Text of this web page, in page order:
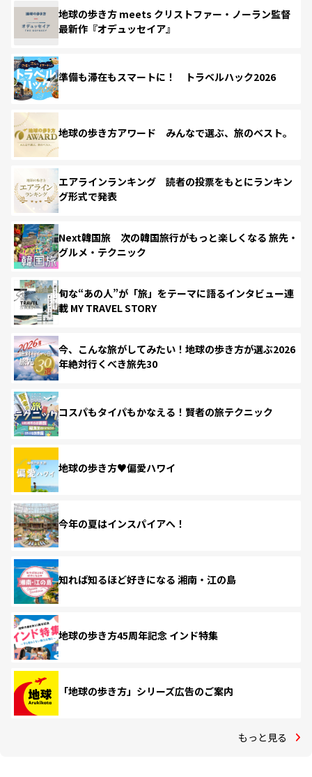
地球の歩き方 meets クリストファー・ノーラン監督
最新作『オデュッセイア』
準備も滞在もスマートに！ トラベルハック2026
地球の歩き方アワード みんなで選ぶ、旅のベスト。
エアラインランキング 読者の投票をもとにランキン
グ形式で発表
Next韓国旅 次の韓国旅行がもっと楽しくなる 旅先・
グルメ・テクニック
旬な“あの人”が「旅」をテーマに語るインタビュー連
載 MY TRAVEL STORY
今、こんな旅がしてみたい！地球の歩き方が選ぶ2026
年絶対行くべき旅先30
コスパもタイパもかなえる！賢者の旅テクニック
地球の歩き方♥偏愛ハワイ
今年の夏はインスパイアへ！
知れば知るほど好きになる 湘南・江の島
地球の歩き方45周年記念 インド特集
「地球の歩き方」シリーズ広告のご案内
もっと見る